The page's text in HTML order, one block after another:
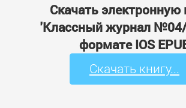
Скачать электронную
'Классный журнал
формате IOS
Скачать книгу...